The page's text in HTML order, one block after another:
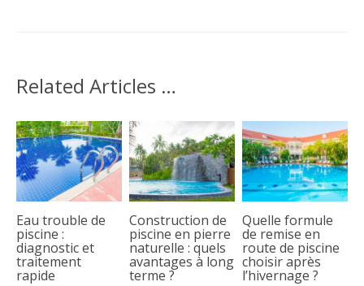
Related Articles …
Eau trouble de
piscine :
diagnostic et
traitement
rapide
Construction de
piscine en pierre
naturelle : quels
avantages à long
terme ?
Quelle formule
de remise en
route de piscine
choisir après
l’hivernage ?